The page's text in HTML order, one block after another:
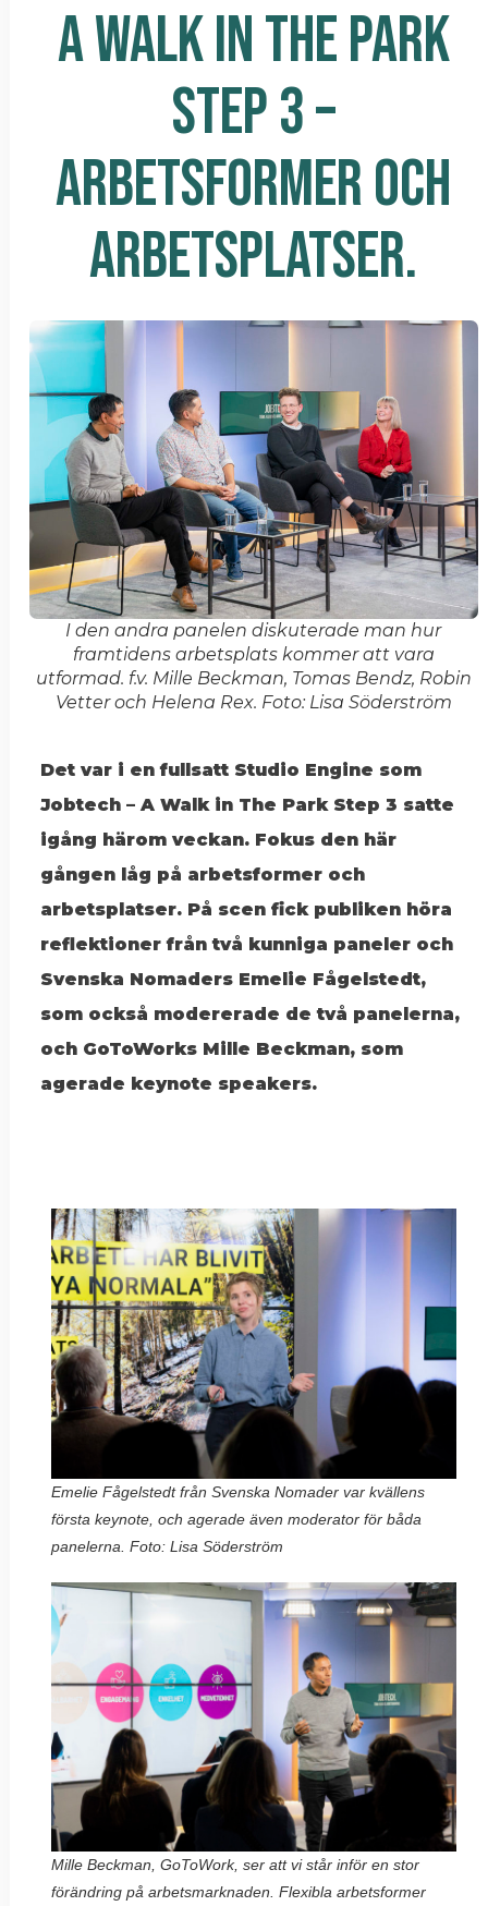
A WALK IN THE PARK
STEP 3 –
ARBETSFORMER OCH
ARBETSPLATSER.
I den andra panelen diskuterade man hur
framtidens arbetsplats kommer att vara
utformad. f.v. Mille Beckman, Tomas Bendz, Robin
Vetter och Helena Rex. Foto: Lisa Söderström
Det var i en fullsatt Studio Engine som
Jobtech – A Walk in The Park Step 3 satte
igång härom veckan. Fokus den här
gången låg på arbetsformer och
arbetsplatser. På scen fick publiken höra
reflektioner från två kunniga paneler och
Svenska Nomaders Emelie Fågelstedt,
som också modererade de två panelerna,
och GoToWorks Mille Beckman, som
agerade keynote speakers.
Emelie Fågelstedt från Svenska Nomader var kvällens
första keynote, och agerade även moderator för båda
panelerna. Foto: Lisa Söderström
Mille Beckman, GoToWork, ser att vi står inför en stor
förändring på arbetsmarknaden. Flexibla arbetsformer